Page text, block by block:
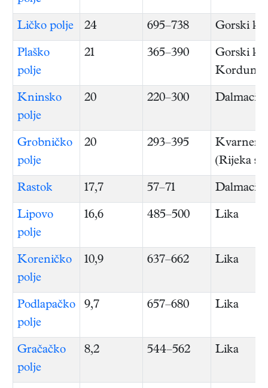
Ličko polje 24 695–738 Gorski
Plaško
polje
21 365–390
Gorski
Kordun
Kninsko
polje
20 220–300 Dalmacija
Grobničko
polje
20 293–395
(Rijeka s
Rastok 17,7 57–71
Lipovo
polje
16,6 485–500 Lika
Koreničko
polje
10,9 637–662 Lika
Podlapačko
polje
9,7 657–680 Lika
Gračačko
polje
8,2 544–562 Lika